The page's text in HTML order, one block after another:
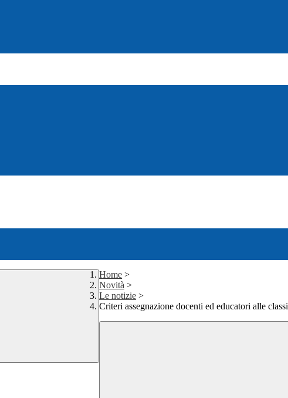
Home >
Novità >
Le notizie >
Criteri assegnazione docenti ed educatori alle classi